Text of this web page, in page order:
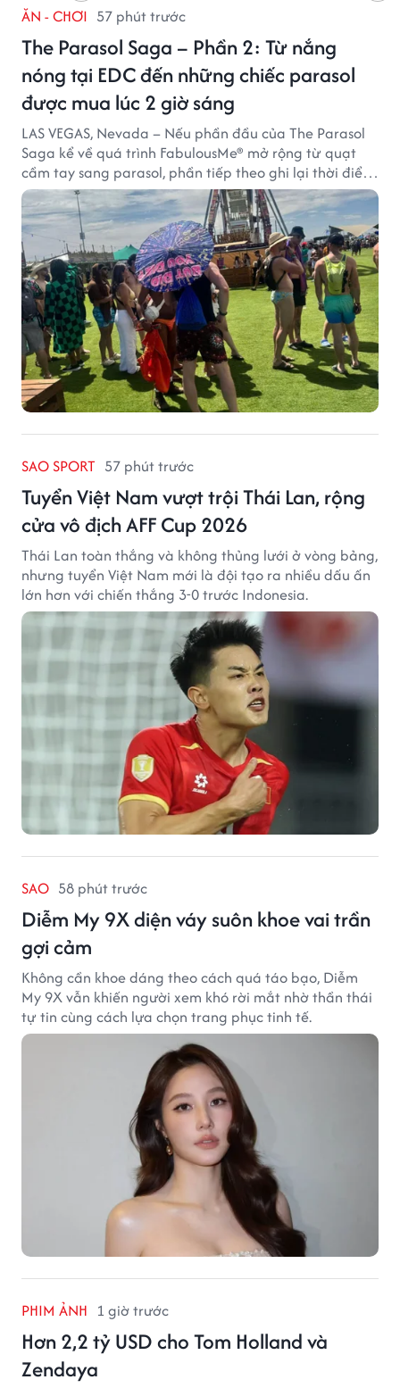
ĂN - CHƠI 57 phút trước
The Parasol Saga – Phần 2: Từ nắng
nóng tại EDC đến những chiếc parasol
được mua lúc 2 giờ sáng
LAS VEGAS, Nevada – Nếu phần đầu của The Parasol
Saga kể về quá trình FabulousMe® mở rộng từ quạt
cầm tay sang parasol, phần tiếp theo ghi lại thời điểm
sản phẩm được thị trường đón nhận và dần vượt khỏi
công năng che nắng thông thường.
SAO SPORT 57 phút trước
Tuyển Việt Nam vượt trội Thái Lan, rộng
cửa vô địch AFF Cup 2026
Thái Lan toàn thắng và không thủng lưới ở vòng bảng,
nhưng tuyển Việt Nam mới là đội tạo ra nhiều dấu ấn
lớn hơn với chiến thắng 3-0 trước Indonesia.
SAO 58 phút trước
Diễm My 9X diện váy suôn khoe vai trần
gợi cảm
Không cần khoe dáng theo cách quá táo bạo, Diễm
My 9X vẫn khiến người xem khó rời mắt nhờ thần thái
tự tin cùng cách lựa chọn trang phục tinh tế.
PHIM ẢNH 1 giờ trước
Hơn 2,2 tỷ USD cho Tom Holland và
Zendaya